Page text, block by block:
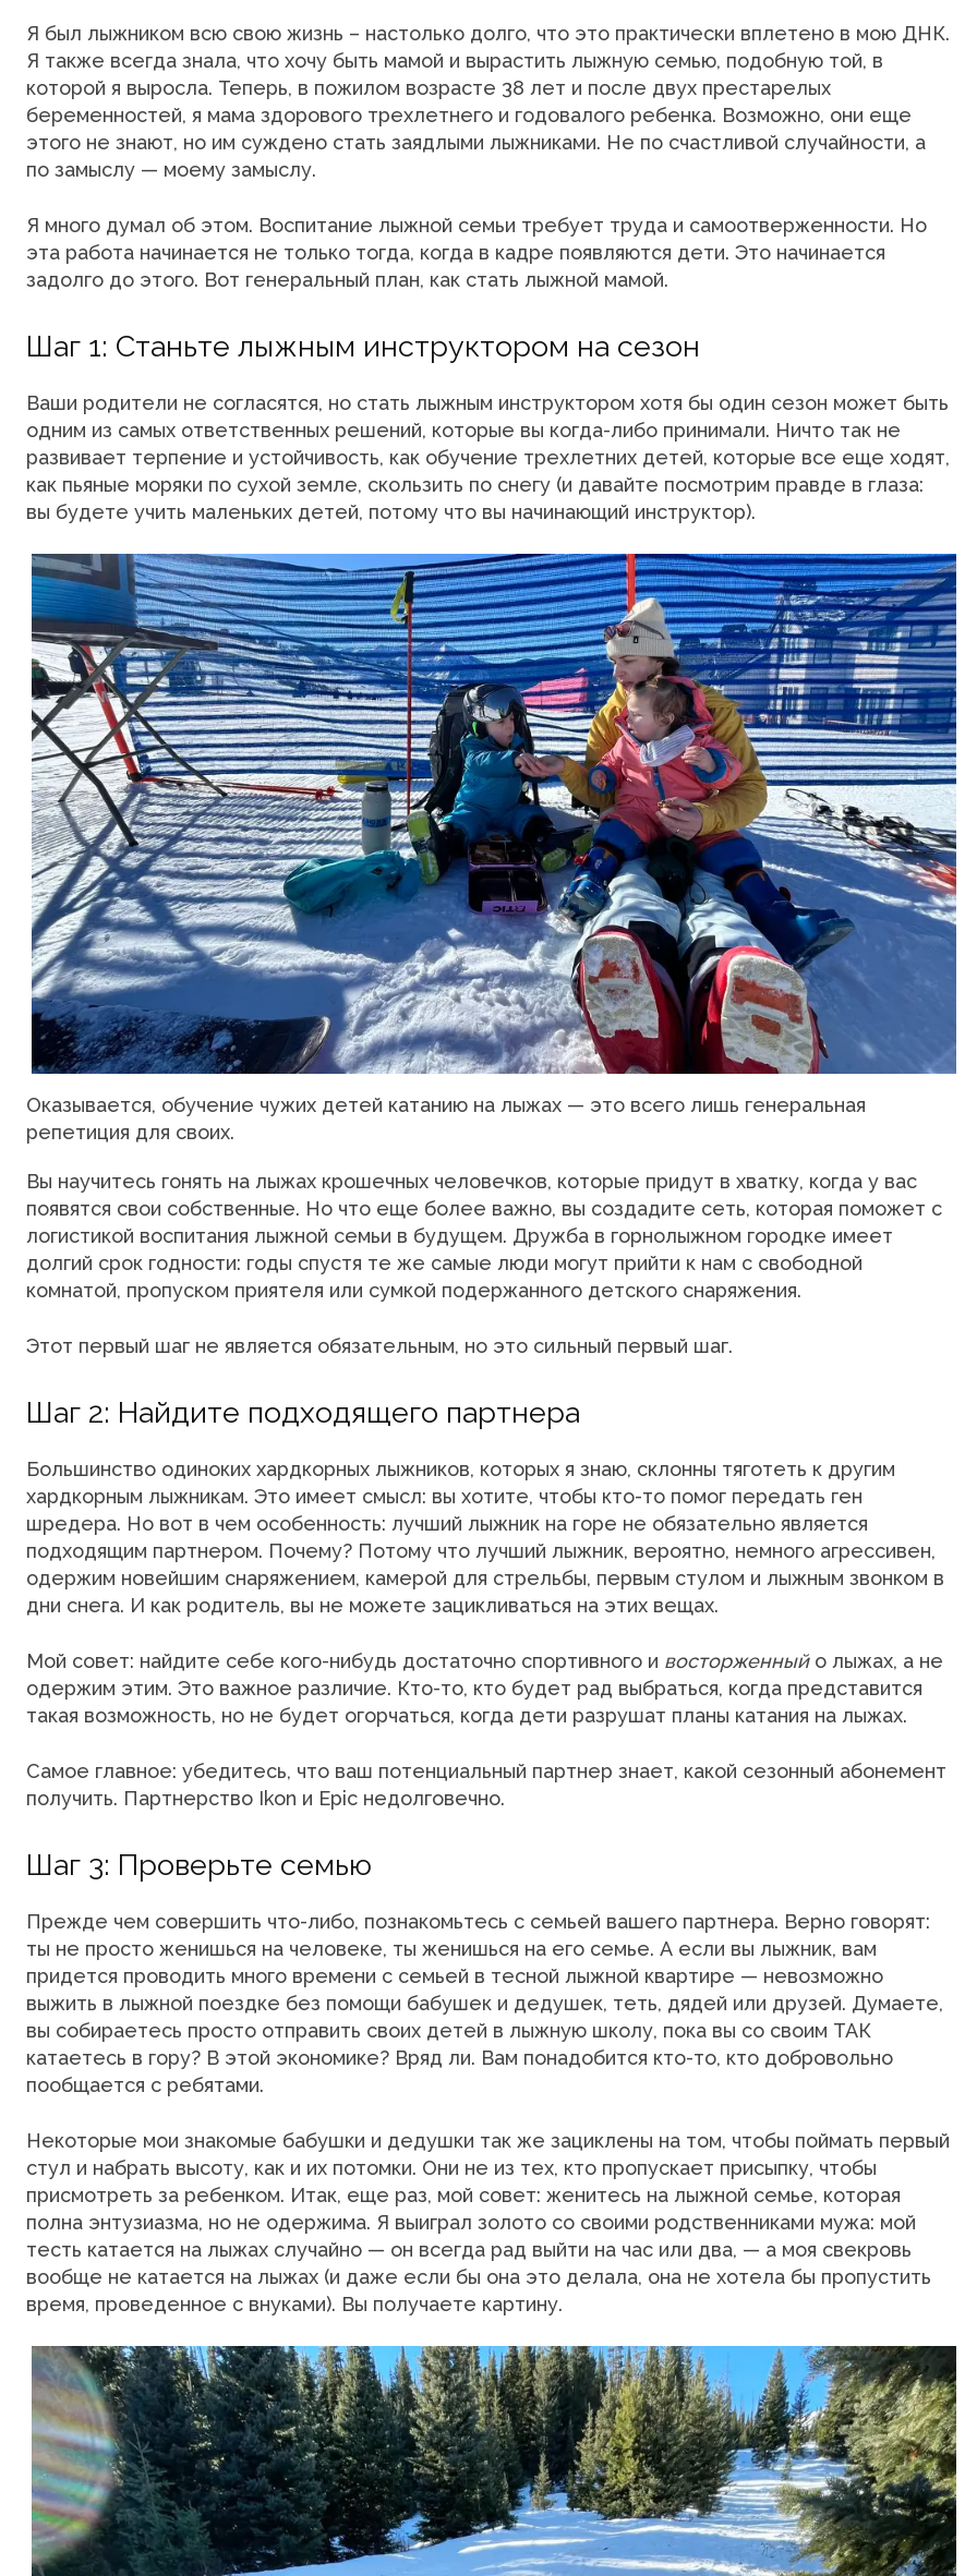
Я был лыжником всю свою жизнь – настолько долго, что это практически вплетено в мою ДНК.
Я также всегда знала, что хочу быть мамой и вырастить лыжную семью, подобную той, в
которой я выросла. Теперь, в пожилом возрасте 38 лет и после двух престарелых
беременностей, я мама здорового трехлетнего и годовалого ребенка. Возможно, они еще
этого не знают, но им суждено стать заядлыми лыжниками. Не по счастливой случайности, а
по замыслу — моему замыслу.
Я много думал об этом. Воспитание лыжной семьи требует труда и самоотверженности. Но
эта работа начинается не только тогда, когда в кадре появляются дети. Это начинается
задолго до этого. Вот генеральный план, как стать лыжной мамой.
Шаг 1: Станьте лыжным инструктором на сезон
Ваши родители не согласятся, но стать лыжным инструктором хотя бы один сезон может быть
одним из самых ответственных решений, которые вы когда-либо принимали. Ничто так не
развивает терпение и устойчивость, как обучение трехлетних детей, которые все еще ходят,
как пьяные моряки по сухой земле, скользить по снегу (и давайте посмотрим правде в глаза:
вы будете учить маленьких детей, потому что вы начинающий инструктор).
Оказывается, обучение чужих детей катанию на лыжах — это всего лишь генеральная
репетиция для своих.
Вы научитесь гонять на лыжах крошечных человечков, которые придут в хватку, когда у вас
появятся свои собственные. Но что еще более важно, вы создадите сеть, которая поможет с
логистикой воспитания лыжной семьи в будущем. Дружба в горнолыжном городке имеет
долгий срок годности: годы спустя те же самые люди могут прийти к нам с свободной
комнатой, пропуском приятеля или сумкой подержанного детского снаряжения.
Этот первый шаг не является обязательным, но это сильный первый шаг.
Шаг 2: Найдите подходящего партнера
Большинство одиноких хардкорных лыжников, которых я знаю, склонны тяготеть к другим
хардкорным лыжникам. Это имеет смысл: вы хотите, чтобы кто-то помог передать ген
шредера. Но вот в чем особенность: лучший лыжник на горе не обязательно является
подходящим партнером. Почему? Потому что лучший лыжник, вероятно, немного агрессивен,
одержим новейшим снаряжением, камерой для стрельбы, первым стулом и лыжным звонком в
дни снега. И как родитель, вы не можете зацикливаться на этих вещах.
Мой совет: найдите себе кого-нибудь достаточно спортивного и восторженныйо лыжах, а не
одержим этим. Это важное различие. Кто-то, кто будет рад выбраться, когда представится
такая возможность, но не будет огорчаться, когда дети разрушат планы катания на лыжах.
Самое главное: убедитесь, что ваш потенциальный партнер знает, какой сезонный абонемент
получить. Партнерство Ikon и Epic недолговечно.
Шаг 3: Проверьте семью
Прежде чем совершить что-либо, познакомьтесь с семьей вашего партнера. Верно говорят:
ты не просто женишься на человеке, ты женишься на его семье. А если вы лыжник, вам
придется проводить много времени с семьей в тесной лыжной квартире — невозможно
выжить в лыжной поездке без помощи бабушек и дедушек, теть, дядей или друзей. Думаете,
вы собираетесь просто отправить своих детей в лыжную школу, пока вы со своим ТАК
катаетесь в гору? В этой экономике? Вряд ли. Вам понадобится кто-то, кто добровольно
пообщается с ребятами.
Некоторые мои знакомые бабушки и дедушки так же зациклены на том, чтобы поймать первый
стул и набрать высоту, как и их потомки. Они не из тех, кто пропускает присыпку, чтобы
присмотреть за ребенком. Итак, еще раз, мой совет: женитесь на лыжной семье, которая
полна энтузиазма, но не одержима. Я выиграл золото со своими родственниками мужа: мой
тесть катается на лыжах случайно — он всегда рад выйти на час или два, — а моя свекровь
вообще не катается на лыжах (и даже если бы она это делала, она не хотела бы пропустить
время, проведенное с внуками). Вы получаете картину.